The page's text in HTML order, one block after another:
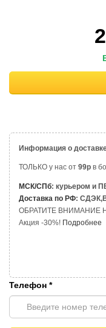
Информация о
ТОЛЬКО у нас от 99р в
МСК/СПб: курьером и
Доставка по РФ:
ОБРАТИТЕ ВНИМАНИЕ
Акция -30%! Подробнее
Телефон *